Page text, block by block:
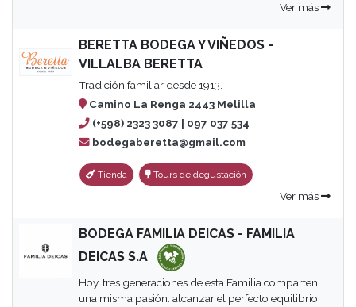
Ver más
BERETTA BODEGA Y VIÑEDOS -
VILLALBA BERETTA
Tradición familiar desde 1913.
Camino La Renga 2443 Melilla
(+598) 2323 3087 | 097 037 534
bodegaberetta@gmail.com
Tienda Tours de degustación
Ver más
BODEGA FAMILIA DEICAS - FAMILIA
DEICAS S.A
Hoy, tres generaciones de esta Familia comparten
una misma pasión: alcanzar el perfecto equilibrio